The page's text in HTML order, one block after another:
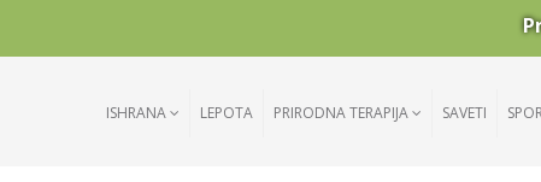
ISHRANA LEPOTA PRIRODNA TERAPIJA SAVETI